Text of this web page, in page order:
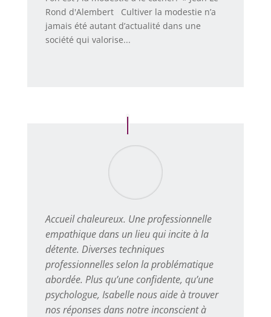
Rond d'Alembert Cultiver la modestie n’a
jamais été autant d’actualité dans une
société qui valorise...
Accueil chaleureux. Une professionnelle
empathique dans un lieu qui incite à la
détente. Diverses techniques
professionnelles selon la problématique
abordée. Plus qu’une confidente, qu’une
psychologue, Isabelle nous aide à trouver
nos réponses dans notre inconscient à